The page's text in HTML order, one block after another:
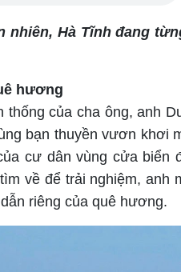
nhiên, Hà Tĩnh đang
hương
thống của cha ông, anh
bạn thuyền vươn khơi
cư dân vùng cửa biển
về để trải nghiệm,
riêng của quê hương.